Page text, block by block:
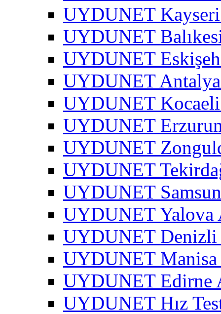
UYDUNET
UYDUNET
UYDUNET
UYDUNET
UYDUNET
UYDUNET
UYDUNET
UYDUNET
UYDUNET
UYDUNET Yalova
UYDUNET
UYDUNET
UYDUNET Edirne
UYDUNET Hız